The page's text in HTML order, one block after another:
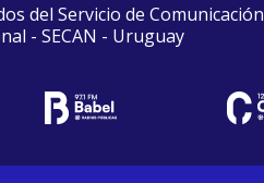
del Servicio de Comunicación
- SECAN - Uruguay